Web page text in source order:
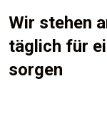
Wir stehen
täglich für
sorgen